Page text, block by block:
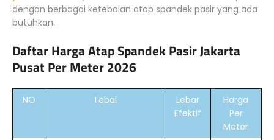
dengan berbagai ketebalan atap spandek pasir yang ada
butuhkan.
Daftar Harga Atap Spandek Pasir Jakarta
Pusat Per Meter 2026
NO Tebal
Lebar
Efektif
Harga
Per
Meter